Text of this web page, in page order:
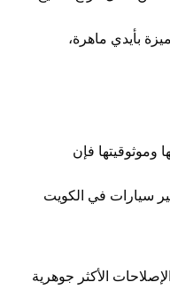
بأيدي ماهرة،
وموثوقيتها فإن
سيارات في الكويت
الأكثر جوهرية